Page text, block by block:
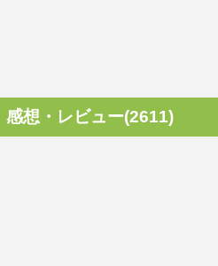
感想・レビュー(2611)